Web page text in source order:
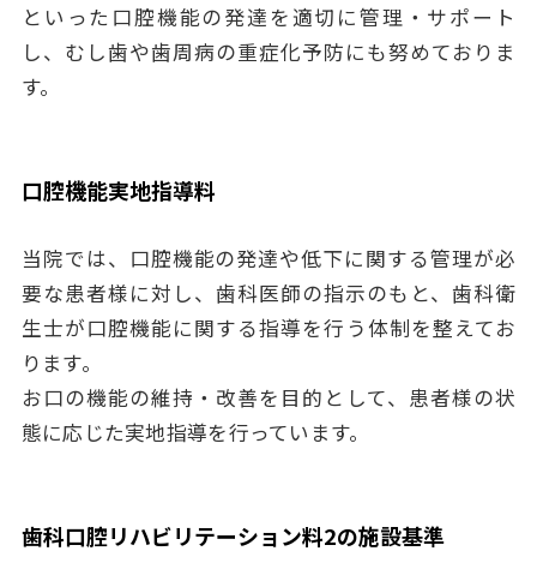
といった口腔機能の発達を適切に管理・サポート
し、むし歯や歯周病の重症化予防にも努めておりま
す。
口腔機能実地指導料
当院では、口腔機能の発達や低下に関する管理が必
要な患者様に対し、歯科医師の指示のもと、歯科衛
生士が口腔機能に関する指導を行う体制を整えてお
ります。
お口の機能の維持・改善を目的として、患者様の状
態に応じた実地指導を行っています。
歯科口腔リハビリテーション料2の施設基準